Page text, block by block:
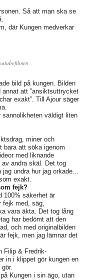
Så att man ska se
där Kungen medverkar
bild på kungen. Bilden
att ”ansiktsuttrycket
exakt”. Till Ajour säger
väldigt liten
miner och
bara att söka igenom
med liknande
andra skäl. Det tog
jag undra hur jag orkade…
exakt.
fejk?
100% säkerhet är
fejk med, säg,
vara äkta. Det tog lång
har bedömt att den
och med originalbilden
fejk, men jag lämnar det
Filip & Fredrik-
in i klippet gör kungen en
Kungen i sin ägo, utan